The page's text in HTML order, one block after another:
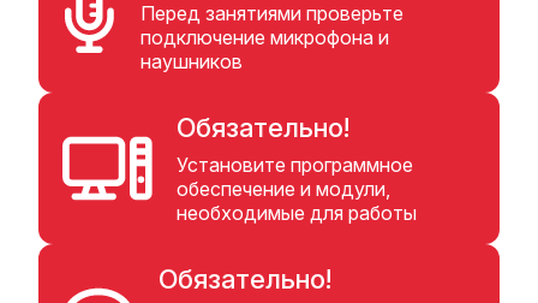
Перед занятиями проверьте
подключение микрофона и
наушников
Обязательно!
Установите программное
обеспечение и модули,
необходимые для работы
Обязательно!